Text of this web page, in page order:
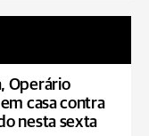
Operário
casa contra
nesta sexta